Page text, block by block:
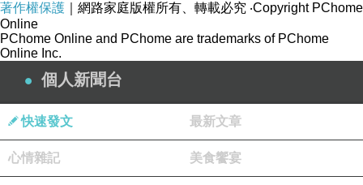
著作權保護 ｜網路家庭版權所有、轉載必究 ‧Copyright PChome
Online
PChome Online and PChome are trademarks of PChome
Online Inc.
個人新聞台
快速發文 最新文章
心情雜記 美食饗宴